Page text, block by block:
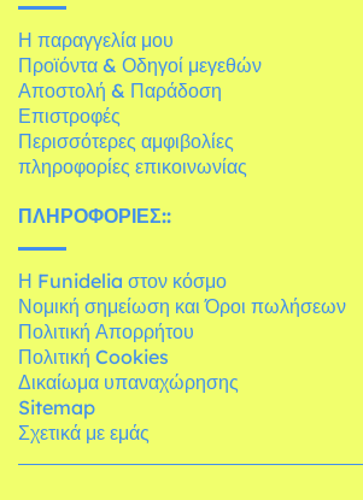
Η παραγγελία μου
Προϊόντα & Οδηγοί μεγεθών
Αποστολή & Παράδοση
Επιστροφές
Περισσότερες αμφιβολίες
πληροφορίες επικοινωνίας
ΠΛΗΡΟΦΟΡΊΕΣ::
Η Funidelia στον κόσμο
Νομική σημείωση και Όροι πωλήσεων
Πολιτική Απορρήτου
Πολιτική Cookies
Δικαίωμα υπαναχώρησης
Sitemap
Σχετικά με εμάς